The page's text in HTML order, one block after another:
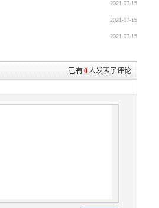
2021-07-15
2021-07-15
2021-07-15
已有0人发表了评论